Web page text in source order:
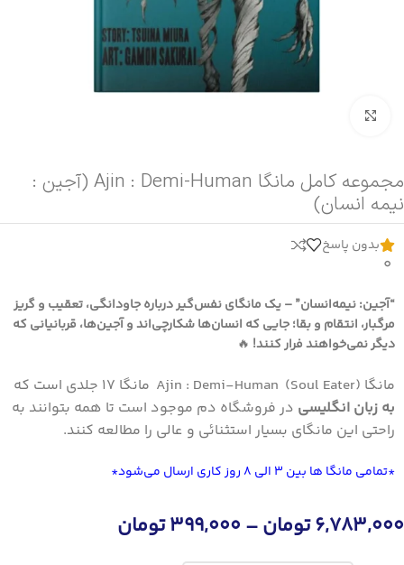
مجموعه کامل مانگا Ajin : Demi-Human (آجین :
نیمه انسان)
0
بدون پاسخ
“آجین: نیمه‌انسان” – یک مانگای نفس‌گیر درباره جاودانگی، تعقیب و گریز
مرگبار، انتقام و بقا؛ جایی که انسان‌ها شکارچی‌اند و آجین‌ها، قربانیانی که
دیگر نمی‌خواهند فرار کنند! 🔥
مانگا Ajin : Demi-Human (Soul Eater) مانگا 17 جلدی است که
به زبان انگلیسی در فروشگاه دم موجود است تا همه بتوانند به
راحتی این مانگای بسیار استثنائی و عالی را مطالعه کنند.
*تمامی مانگا ها بین 3 الی 8 روز کاری ارسال می‌شود*
6,783,000تومان–
399,000تومان